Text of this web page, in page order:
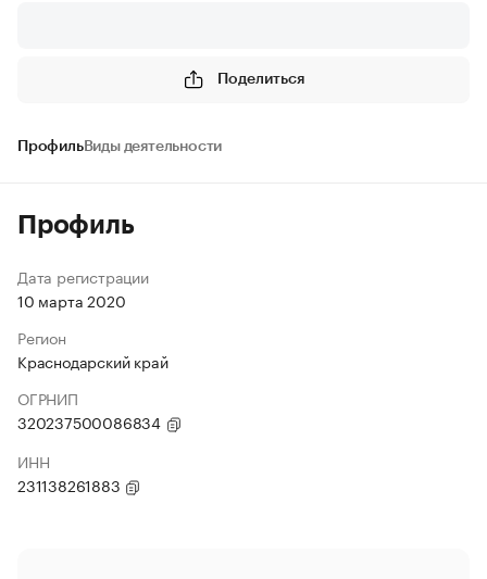
Поделиться
ПрофильВиды деятельности
Профиль
Дата регистрации
10 марта 2020
Регион
Краснодарский край
ОГРНИП
320237500086834
ИНН
231138261883